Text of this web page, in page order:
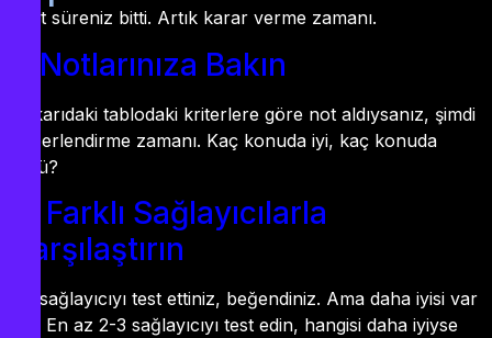
Test süreniz bitti. Artık karar verme zamanı.
1. Notlarınıza Bakın
Yukarıdaki tablodaki kriterlere göre not aldıysanız, şimdi
değerlendirme zamanı. Kaç konuda iyi, kaç konuda
kötü?
2. Farklı Sağlayıcılarla
Karşılaştırın
Bir sağlayıcıyı test ettiniz, beğendiniz. Ama daha iyisi var
mı? En az 2-3 sağlayıcıyı test edin, hangisi daha iyiyse